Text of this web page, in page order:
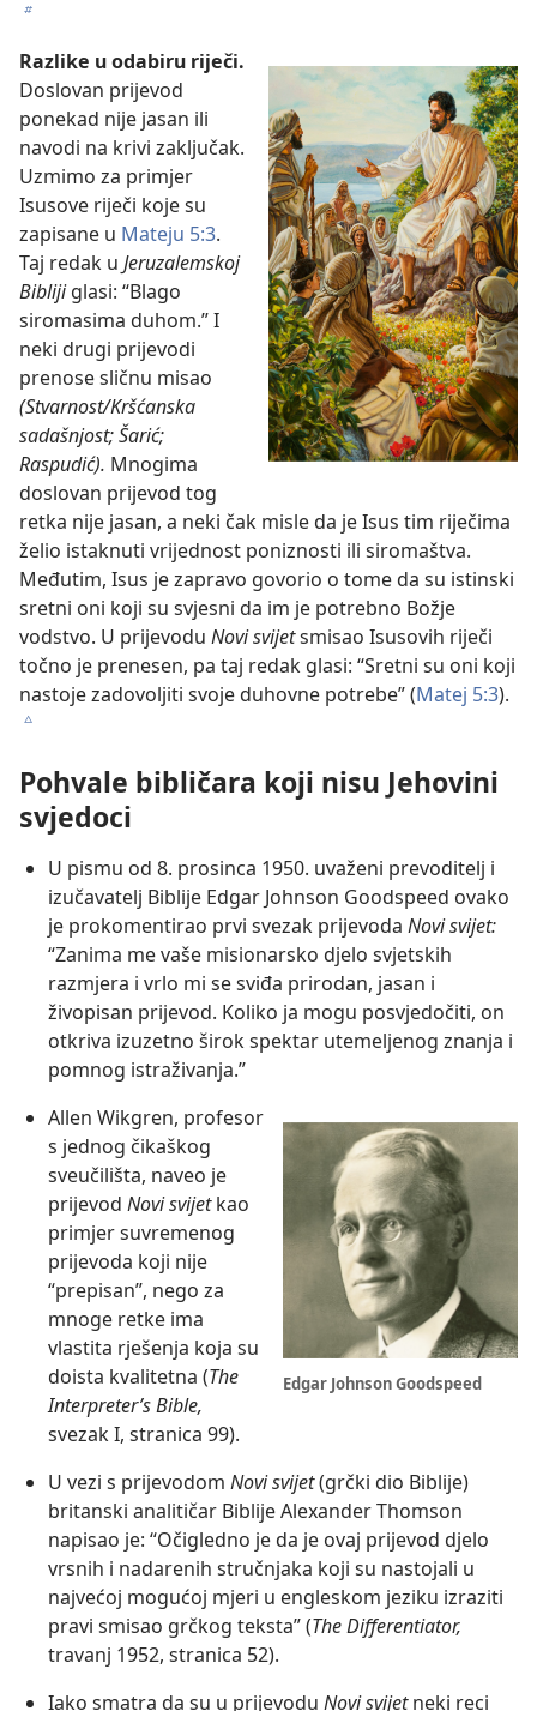
b
Razlike u odabiru riječi.
Doslovan prijevod
ponekad nije jasan ili
navodi na krivi zaključak.
Uzmimo za primjer
Isusove riječi koje su
zapisane u Mateju 5:3.
Taj redak u Jeruzalemskoj
Biblijiglasi: “Blago
siromasima duhom.” I
neki drugi prijevodi
prenose sličnu misao
(Stvarnost/Kršćanska
sadašnjost; Šarić;
Raspudić). Mnogima
doslovan prijevod tog
retka nije jasan, a neki čak misle da je Isus tim riječima
želio istaknuti vrijednost poniznosti ili siromaštva.
Međutim, Isus je zapravo govorio o tome da su istinski
sretni oni koji su svjesni da im je potrebno Božje
vodstvo. U prijevodu Novi svijetsmisao Isusovih riječi
točno je prenesen, pa taj redak glasi: “Sretni su oni koji
nastoje zadovoljiti svoje duhovne potrebe” (Matej 5:3).
c
Pohvale bibličara koji nisu Jehovini
svjedoci
U pismu od 8. prosinca 1950. uvaženi prevoditelj i
izučavatelj Biblije Edgar Johnson Goodspeed ovako
je prokomentirao prvi svezak prijevoda Novi svijet:
“Zanima me vaše misionarsko djelo svjetskih
razmjera i vrlo mi se sviđa prirodan, jasan i
živopisan prijevod. Koliko ja mogu posvjedočiti, on
otkriva izuzetno širok spektar utemeljenog znanja i
pomnog istraživanja.”
Edgar Johnson Goodspeed
Allen Wikgren, profesor
s jednog čikaškog
sveučilišta, naveo je
prijevod Novi svijetkao
primjer suvremenog
prijevoda koji nije
“prepisan”, nego za
mnoge retke ima
vlastita rješenja koja su
doista kvalitetna (The
Interpreter’s Bible,
svezak I, stranica 99).
U vezi s prijevodom Novi svijet(grčki dio Biblije)
britanski analitičar Biblije Alexander Thomson
napisao je: “Očigledno je da je ovaj prijevod djelo
vrsnih i nadarenih stručnjaka koji su nastojali u
najvećoj mogućoj mjeri u engleskom jeziku izraziti
pravi smisao grčkog teksta” (The Differentiator,
travanj 1952, stranica 52).
Iako smatra da su u prijevodu Novi svijetneki reci